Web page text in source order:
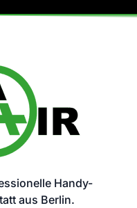
Handy-
aus Berlin.